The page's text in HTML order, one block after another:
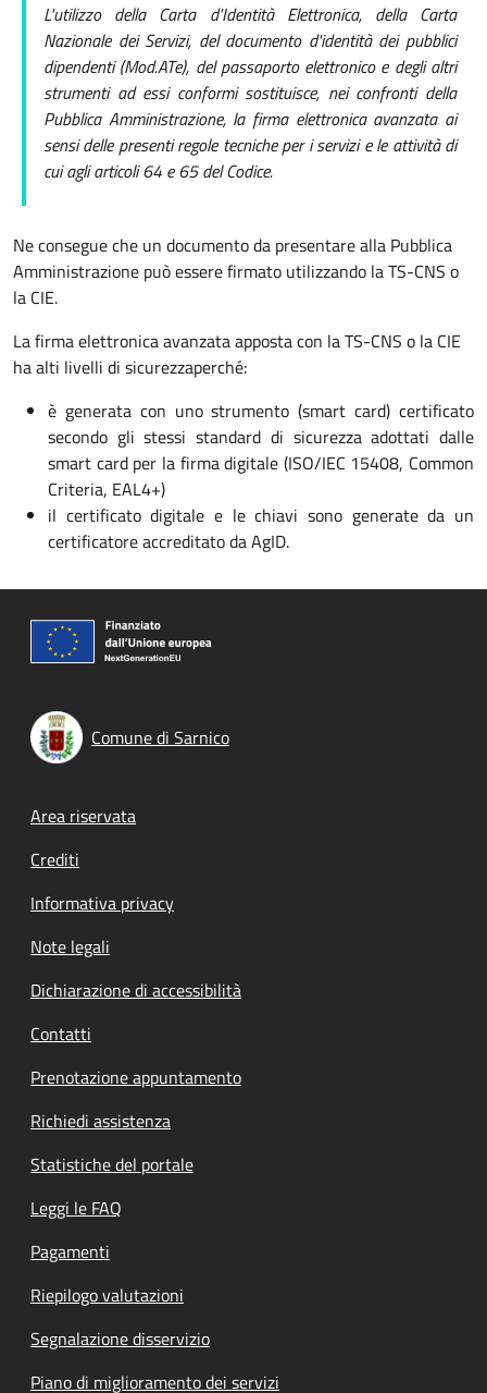
L'utilizzo della Carta d'Identità Elettronica, della Carta
Nazionale dei Servizi, del documento d'identità dei pubblici
dipendenti (Mod.ATe), del passaporto elettronico e degli altri
strumenti ad essi conformi sostituisce, nei confronti della
Pubblica Amministrazione, la firma elettronica avanzata ai
sensi delle presenti regole tecniche per i servizi e le attività di
cui agli articoli 64 e 65 del Codice.
Ne consegue che un documento da presentare alla Pubblica
Amministrazione può essere firmato utilizzando la TS-CNS o
la CIE.
La firma elettronica avanzata apposta con la TS-CNS o la CIE
ha alti livelli di sicurezzaperché:
è generata con uno strumento (smart card) certificato
secondo gli stessi standard di sicurezza adottati dalle
smart card per la firma digitale (ISO/IEC 15408, Common
Criteria, EAL4+)
il certificato digitale e le chiavi sono generate da un
certificatore accreditato da AgID.
Comune di Sarnico
Footer menu
Area riservata
Crediti
Informativa privacy
Note legali
Dichiarazione di accessibilità
Contatti
Prenotazione appuntamento
Richiedi assistenza
Statistiche del portale
Leggi le FAQ
Pagamenti
Riepilogo valutazioni
Segnalazione disservizio
Piano di miglioramento dei servizi